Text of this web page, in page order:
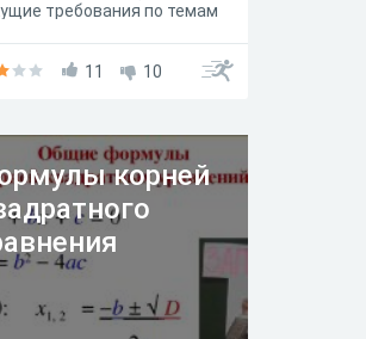
требования по темам
навыков,
и корнями; задачи
элементарную
арифметическая
прогрессии,
Цель теста:
уровень
к заданиям по
из ОГЭ по математике.
11 10
корней